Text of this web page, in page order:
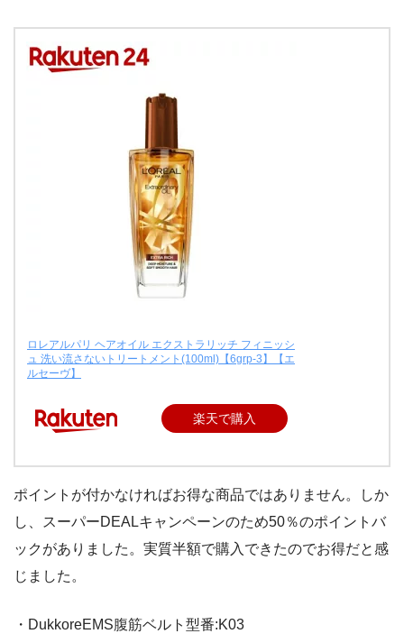
ロレアルパリ ヘアオイル エクストラリッチ フィニッシ
ュ 洗い流さないトリートメント(100ml)【6grp-3】【エ
ルセーヴ】
楽天で購入
ポイントが付かなければお得な商品ではありません。しか
し、スーパーDEALキャンペーンのため50％のポイントバ
ックがありました。実質半額で購入できたのでお得だと感
じました。
・DukkoreEMS腹筋ベルト型番:K03